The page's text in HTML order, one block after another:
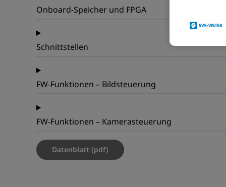
Onboard-Speicher und FPGA
Schnittstellen
FW-Funktionen – Bildsteuerung
FW-Funktionen – Kamerasteuerung
Datenblatt (pdf)